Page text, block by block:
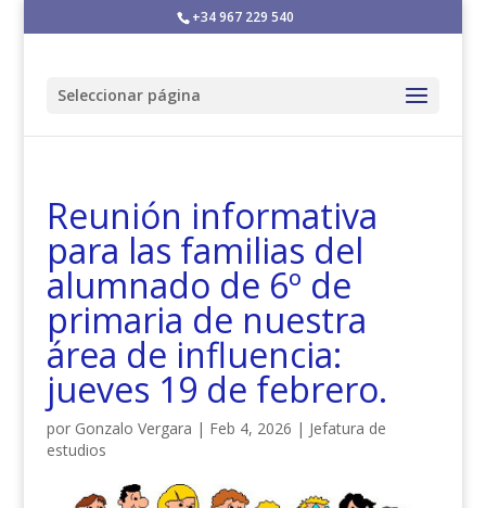
+34 967 229 540
Seleccionar página
Reunión informativa
para las familias del
alumnado de 6º de
primaria de nuestra
área de influencia:
jueves 19 de febrero.
por Gonzalo Vergara | Feb 4, 2026 | Jefatura de
estudios